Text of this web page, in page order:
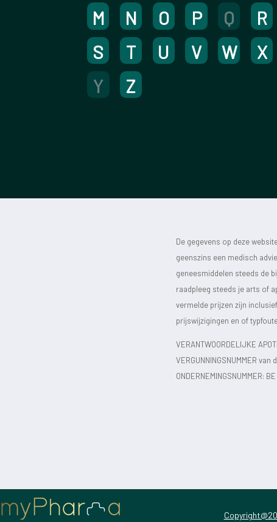
M
N O P Q
R
S
T U V W
X
Y
Z
De gegevens op deze
geenszins een medisch
geneesmiddelen steeds de
raadpleeg steeds je arts of
vermelde prijzen zijn
prijswijzigingen en of
VERANTWOORDELIJKE
VERGUNNINGSNUMMER van
ONDERNEMINGSNUMMER: